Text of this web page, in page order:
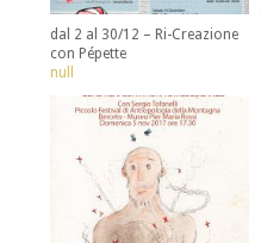
dal 2 al 30/12 – Ri-Creazione
con Pépette
null